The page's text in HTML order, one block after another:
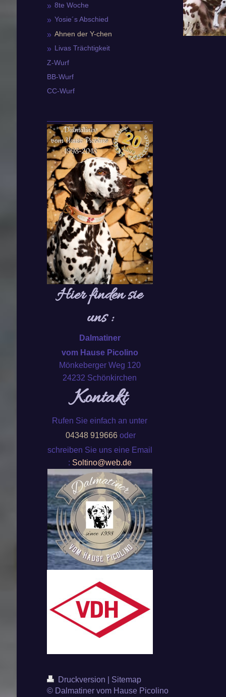
8te Woche
Yosie´s Abschied
Ahnen der Y-chen
Livas Trächtigkeit
Z-Wurf
BB-Wurf
CC-Wurf
Hier finden sie
uns :
Dalmatiner
vom Hause Picolino
Mönkeberger Weg 120
24232 Schönkirchen
Kontakt
Rufen Sie einfach an unter
04348 919666 oder
schreiben Sie uns eine Email
: Soltino@web.de
Druckversion
Sitemap
© Dalmatiner vom Hause Picolino